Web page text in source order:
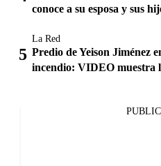
conoce a su esposa y sus
La Red
Predio de Yeison Jiménez
incendio: VIDEO muestra